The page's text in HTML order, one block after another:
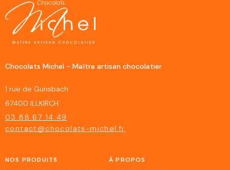
Chocolats Michel - Maître artisan chocolatier
1 rue de Gunsbach
67400 ILLKIRCH
03 88 67 14 49
contact@chocolats-michel.fr
NOS PRODUITS À PROPOS